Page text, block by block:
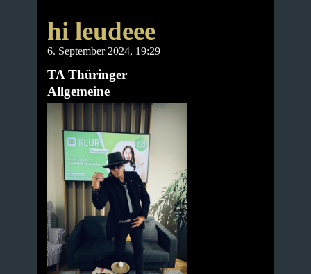
hi leudeee
6. September 2024, 19:29
TA Thüringer
Allgemeine